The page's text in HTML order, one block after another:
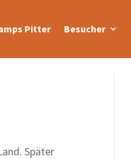
Pitter Besucher
Später